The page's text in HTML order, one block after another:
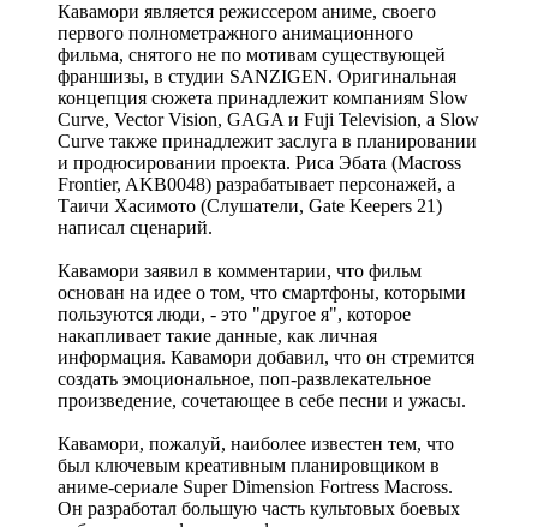
Кавамори является режиссером аниме, своего
первого полнометражного анимационного
фильма, снятого не по мотивам существующей
франшизы, в студии SANZIGEN. Оригинальная
концепция сюжета принадлежит компаниям Slow
Curve, Vector Vision, GAGA и Fuji Television, а Slow
Curve также принадлежит заслуга в планировании
и продюсировании проекта. Риса Эбата (Macross
Frontier, AKB0048) разрабатывает персонажей, а
Таичи Хасимото (Слушатели, Gate Keepers 21)
написал сценарий.
Кавамори заявил в комментарии, что фильм
основан на идее о том, что смартфоны, которыми
пользуются люди, - это "другое я", которое
накапливает такие данные, как личная
информация. Кавамори добавил, что он стремится
создать эмоциональное, поп-развлекательное
произведение, сочетающее в себе песни и ужасы.
Кавамори, пожалуй, наиболее известен тем, что
был ключевым креативным планировщиком в
аниме-сериале Super Dimension Fortress Macross.
Он разработал большую часть культовых боевых